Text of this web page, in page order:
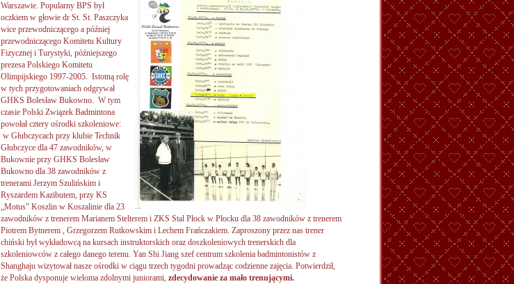
Warszawie. Popularny BPS był
oczkiem w głowie dr St. St. Paszczyka
wice przewodniczącego a później
przewodniczącego Komitetu Kultury
Fizycznej i Turystyki, późniejszego
prezesa Polskiego Komitetu
Olimpijskiego 1997-2005. Istotną rolę
w tych przygotowaniach odgrywał
GHKS Bolesław Bukowno. W tym
czasie Polski Związek Badmintona
powołał cztery ośrodki szkoleniowe:
w Głubczycach przy klubie Technik
Głubczyce dla 47 zawodników, w
Bukownie przy GHKS Bolesław
Bukowno dla 38 zawodników z
trenerami Jerzym Szulińskim i
Ryszardem Kazibutem, przy KS
„Motus” Koszlin w Koszalinie dla 23
zawodników z trenerem Marianem Stelterem i ZKS Stal Płock w Płocku dla 38 zawodników z trenerem
Piotrem Bytnerem , Grzegorzem Rutkowskim i Lechem Frańczakiem. Zaproszony przez nas trener
chiński był wykładowcą na kursach instruktorskich oraz doszkoleniowych trenerskich dla
szkoleniowców z całego danego terenu. Yan Shi Jiang szef centrum szkolenia badmintonistów z
Shanghaju wizytował nasze ośrodki w ciągu trzech tygodni prowadząc codzienne zajęcia. Potwierdził,
że Polska dysponuje wieloma zdolnymi juniorami, zdecydowanie za mało trenującymi.